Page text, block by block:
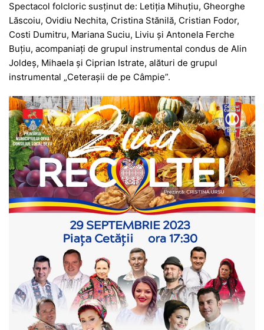
Spectacol folcloric susținut de: Letiția Mihuțiu, Gheorghe
Lăscoiu, Ovidiu Nechita, Cristina Stănilă, Cristian Fodor,
Costi Dumitru, Mariana Suciu, Liviu și Antonela Ferche
Buțiu, acompaniați de grupul instrumental condus de Alin
Joldeș, Mihaela și Ciprian Istrate, alături de grupul
instrumental „Ceterașii de pe Câmpie”.